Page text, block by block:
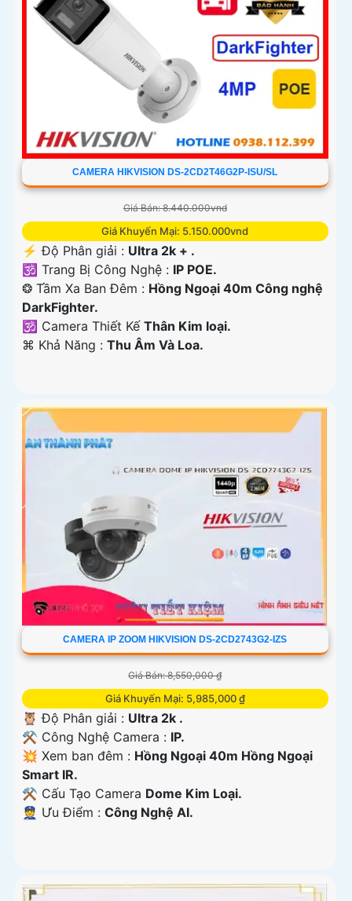
CAMERA HIKVISION DS-2CD2T46G2P-ISU/SL
Giá Bán: 8.440.000vnd
Giá Khuyến Mại: 5.150.000vnd
️⚡ Độ Phân giải : Ultra 2k + .
🕉️ Trang Bị Công Nghệ : IP POE.
❂ Tầm Xa Ban Đêm : Hồng Ngoại 40m Công nghệ
DarkFighter.
🕉️ Camera Thiết Kế Thân Kim loại.
️⌘ Khả Năng : Thu Âm Và Loa.
CAMERA IP ZOOM HIKVISION DS-2CD2743G2-IZS
Giá Bán: 8,550,000 ₫
Giá Khuyến Mại: 5,985,000 ₫
🦉 Độ Phân giải : Ultra 2k .
⚒ Công Nghệ Camera : IP.
💥 Xem ban đêm : Hồng Ngoại 40m Hồng Ngoại
Smart IR.
⚒ Cấu Tạo Camera Dome Kim Loại.
️👮 Ưu Điểm : Công Nghệ AI.